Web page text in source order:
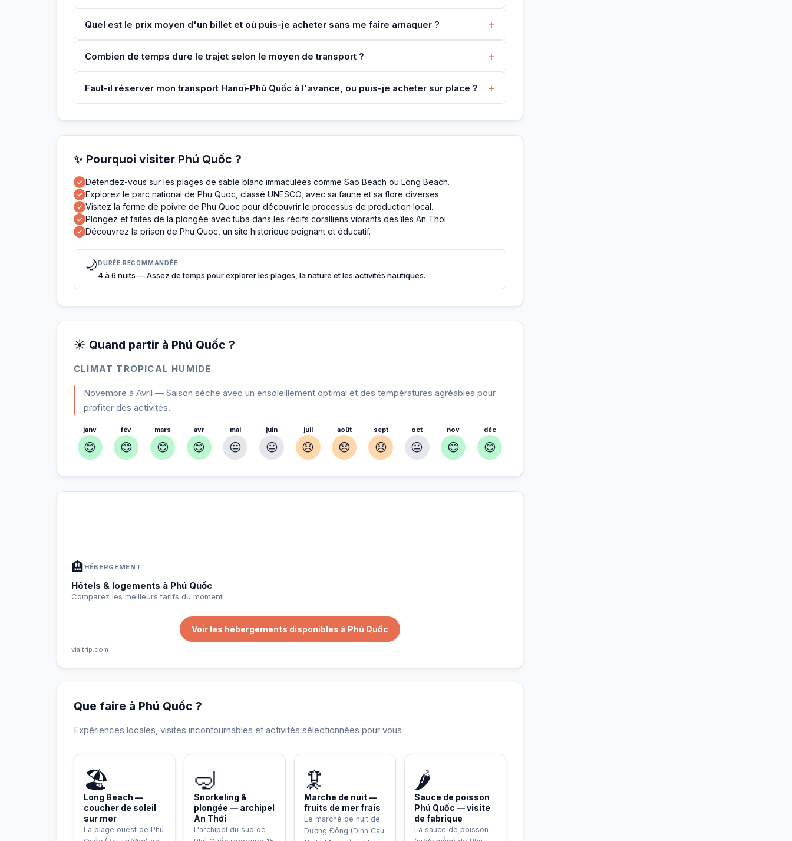
Quel est le prix moyen d'un billet et où puis-je acheter sans me faire arnaquer ? +
Combien de temps dure le trajet selon le moyen de transport ? +
Faut-il réserver mon transport Hanoï-Phú Quốc à l'avance, ou puis-je acheter sur place ? +
✨ Pourquoi visiter Phú Quốc ?
✓ Détendez-vous sur les plages de sable blanc immaculées comme Sao Beach ou Long Beach.
✓ Explorez le parc national de Phu Quoc, classé UNESCO, avec sa faune et sa flore diverses.
✓ Visitez la ferme de poivre de Phu Quoc pour découvrir le processus de production local.
✓ Plongez et faites de la plongée avec tuba dans les récifs coralliens vibrants des îles An Thoi.
✓ Découvrez la prison de Phu Quoc, un site historique poignant et éducatif.
🌙DURÉE RECOMMANDÉE
4 à 6 nuits — Assez de temps pour explorer les plages, la nature et les activités nautiques.
☀️ Quand partir à Phú Quốc ?
CLIMAT TROPICAL HUMIDE
Novembre à Avril — Saison sèche avec un ensoleillement optimal et des températures agréables pour
profiter des activités.
janv
😊
fév
😊
mars
😊
avr
😊
mai
😐
juin
😐
juil
😞
août
😞
sept
😞
oct
😐
nov
😊
déc
😊
🏨 HÉBERGEMENT
Hôtels & logements à Phú Quốc
Comparez les meilleurs tarifs du moment
Voir les hébergements disponibles à Phú Quốc
via trip.com
Que faire à Phú Quốc ?
Expériences locales, visites incontournables et activités sélectionnées pour vous
🏖️
Long Beach —
coucher de soleil
sur mer
La plage ouest de Phú
🤿
Snorkeling &
plongée — archipel
An Thới
L'archipel du sud de
🦑
Marché de nuit —
fruits de mer frais
Le marché de nuit de
Dương Đông (Dinh Cau
🌶️
Sauce de poisson
Phú Quốc — visite
de fabrique
La sauce de poisson